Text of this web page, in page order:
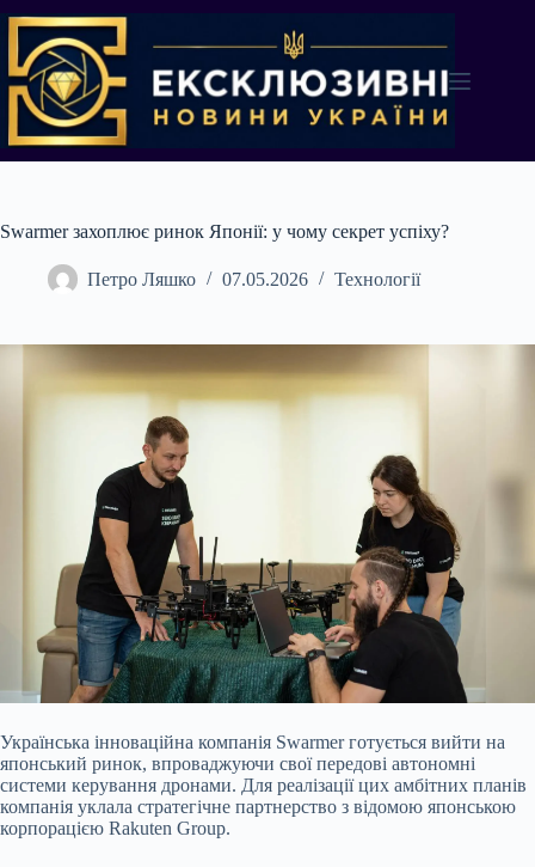
до
вмісту
Swarmer захоплює ринок Японії: у чому секрет успіху?
Петро Ляшко 07.05.2026 Технології
Українська інноваційна компанія Swarmer готується вийти на
японський ринок, впроваджуючи свої передові автономні
системи керування дронами. Для реалізації цих амбітних планів
компанія уклала стратегічне партнерство з відомою японською
корпорацією Rakuten Group.